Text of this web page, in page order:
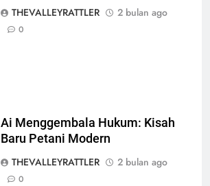
THEVALLEYRATTLER
2 bulan ago
0
Ai Menggembala Hukum: Kisah
Baru Petani Modern
THEVALLEYRATTLER
2 bulan ago
0